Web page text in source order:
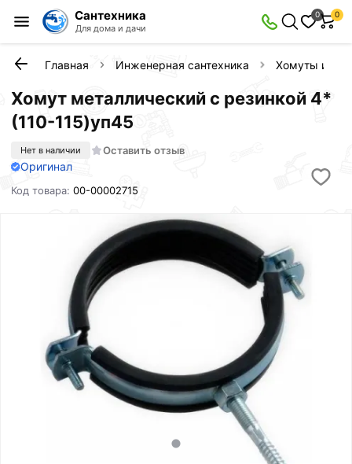
Сантехника
Для дома и дачи
0 0
Главная Инженерная сантехника Хомуты и
Хомут металлический с резинкой 4*
(110-115)уп45
Нет в наличии Оставить отзыв
Оригинал
Код товара:00-00002715